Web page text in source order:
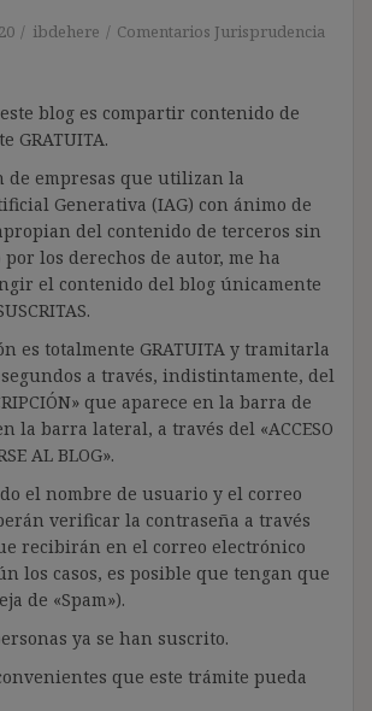
ibdehere Comentarios Jurisprudencia
blog es compartir contenido de
GRATUITA.
de empresas que utilizan la
Generativa (IAG) con ánimo de
del contenido de terceros sin
los derechos de autor, me ha
el contenido del blog únicamente
es totalmente GRATUITA y tramitarla
a través, indistintamente, del
que aparece en la barra de
la barra lateral, a través del «ACCESO
AL BLOG».
el nombre de usuario y el correo
verificar la contraseña a través
recibirán en el correo electrónico
los casos, es posible que tengan que
de «Spam»).
ya se han suscrito.
que este trámite pueda